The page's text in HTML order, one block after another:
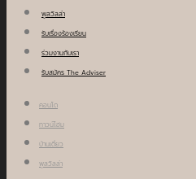
พูลวิลล่า
รับเรื่องร้องเรียน
ร่วมงานกับเรา
รับสมัคร The Adviser
คอนโด
ทาวน์โฮม
บ้านเดี่ยว
พูลวิลล่า